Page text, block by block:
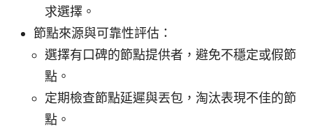
求選擇。
節點來源與可靠性評估：
選擇有口碑的節點提供者，避免不穩定或假節
點。
定期檢查節點延遲與丟包，淘汰表現不佳的節
點。